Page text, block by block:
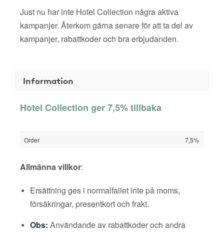
Just nu har inte Hotel Collection några aktiva
kampanjer. Återkom gärna senare för att ta del av
kampanjer, rabattkoder och bra erbjudanden.
Information
Hotel Collection ger 7,5% tillbaka
Order 7,5%
Allmänna villkor:
Ersättning ges i normalfallet inte på moms,
försäkringar, presentkort och frakt.
Obs: Användande av rabattkoder och andra